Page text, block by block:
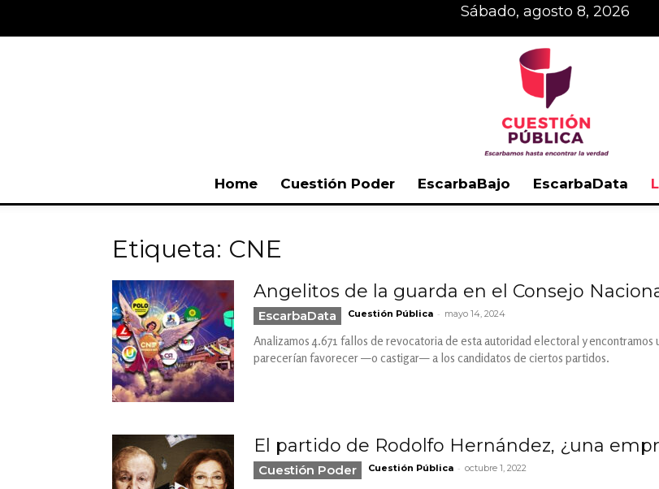
sábado, agosto 8, 2026
Home Cuestión Poder EscarbaBajo EscarbaData
Etiqueta: CNE
Angelitos de la guarda en el Consejo
EscarbaData Cuestión Pública - mayo 14, 2024
Analizamos 4.671 fallos de revocatoria de esta autoridad electoral y
parecerían favorecer —o castigar— a los candidatos de ciertos partidos.
El partido de Rodolfo Hernández, ¿una
Cuestión Poder Cuestión Pública - octubre 1, 2022